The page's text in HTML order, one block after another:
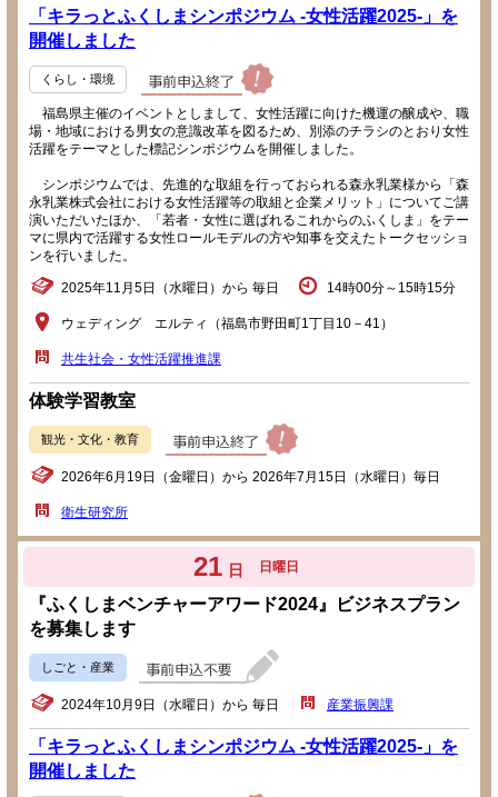
「キラっとふくしまシンポジウム -女性活躍2025-」を
開催しました
くらし・環境
福島県主催のイベントとしまして、女性活躍に向けた機運の醸成や、職
場・地域における男女の意識改革を図るため、別添のチラシのとおり女性
活躍をテーマとした標記シンポジウムを開催しました。
シンポジウムでは、先進的な取組を行っておられる森永乳業様から「森
永乳業株式会社における女性活躍等の取組と企業メリット」についてご講
演いただいたほか、「若者・女性に選ばれるこれからのふくしま」をテー
マに県内で活躍する女性ロールモデルの方や知事を交えたトークセッショ
ンを行いました。
2025年11月5日（水曜日）から 毎日 14時00分～15時15分
ウェディング エルティ（福島市野田町1丁目10－41）
共生社会・女性活躍推進課
体験学習教室
観光・文化・教育
2026年6月19日（金曜日）から 2026年7月15日（水曜日）毎日
衛生研究所
21 日 日曜日
『ふくしまベンチャーアワード2024』ビジネスプラン
を募集します
しごと・産業
2024年10月9日（水曜日）から 毎日 産業振興課
「キラっとふくしまシンポジウム -女性活躍2025-」を
開催しました